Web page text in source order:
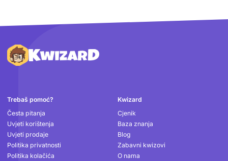
Podnožje
Trebaš pomoć?
Česta pitanja
Uvjeti korištenja
Uvjeti prodaje
Politika privatnosti
Politika kolačića
Kwizard
Cjenik
Baza znanja
Blog
Zabavni kwizovi
O nama